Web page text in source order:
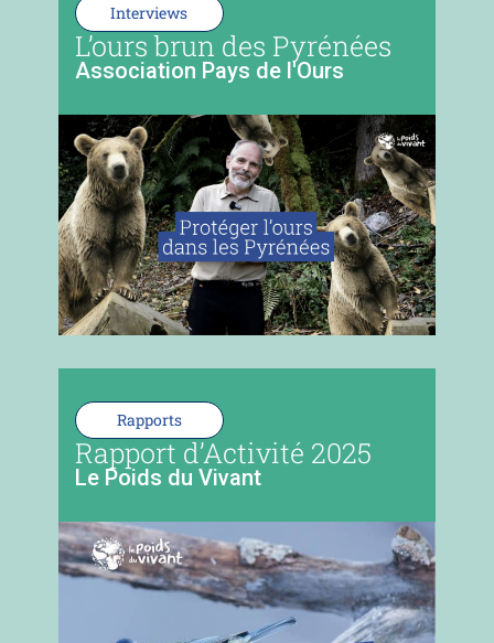
Interviews
L’ours brun des Pyrénées
Association Pays de l'Ours
Rapports
Rapport d’Activité 2025
Le Poids du Vivant